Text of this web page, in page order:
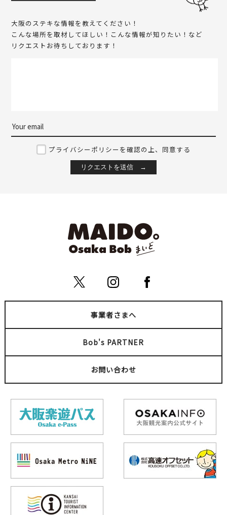
大阪のステキな情報を教えてください！
こんな場所を取材してほしい！こんな情報が知りたい！など
リクエストお待ちしております！
プライバシーポリシーを確認の上、同意する
事業者さまへ
Bob's PARTNER
お問い合わせ